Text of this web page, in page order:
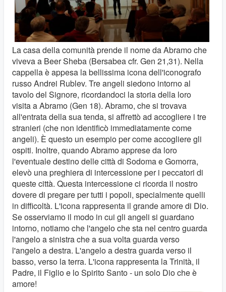
La casa della comunità prende il nome da Abramo che
viveva a Beer Sheba (Bersabea cfr. Gen 21,31). Nella
cappella è appesa la bellissima icona dell'iconografo
russo Andrei Rublev. Tre angeli siedono intorno al
tavolo del Signore, ricordandoci la storia della loro
visita a Abramo (Gen 18). Abramo, che si trovava
all'entrata della sua tenda, si affrettò ad accogliere i tre
stranieri (che non identificò immediatamente come
angeli). È questo un esempio per come accogliere gli
ospiti. Inoltre, quando Abramo apprese da loro
l'eventuale destino delle città di Sodoma e Gomorra,
elevò una preghiera di intercessione per i peccatori di
queste città. Questa intercessione ci ricorda il nostro
dovere di pregare per tutti i popoli, specialmente quelli
in difficoltà. L'icona rappresenta il grande amore di Dio.
Se osserviamo il modo in cui gli angeli si guardano
intorno, notiamo che l'angelo che sta nel centro guarda
l'angelo a sinistra che a sua volta guarda verso
l'angelo a destra. L'angelo a destra guarda verso il
basso, verso la terra. L'icona rappresenta la Trinità, il
Padre, il Figlio e lo Spirito Santo - un solo Dio che è
amore!